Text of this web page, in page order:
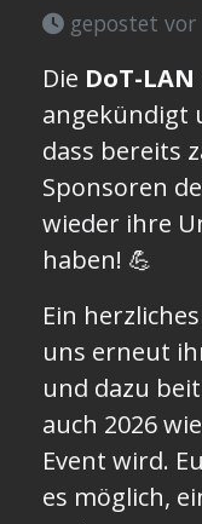
gepostet
Die DoT-LAN
angekündigt
dass bereits
Sponsoren
wieder ihre
haben! 💪
Ein
uns erneut
und dazu
auch 2026
Event wird.
es möglich,